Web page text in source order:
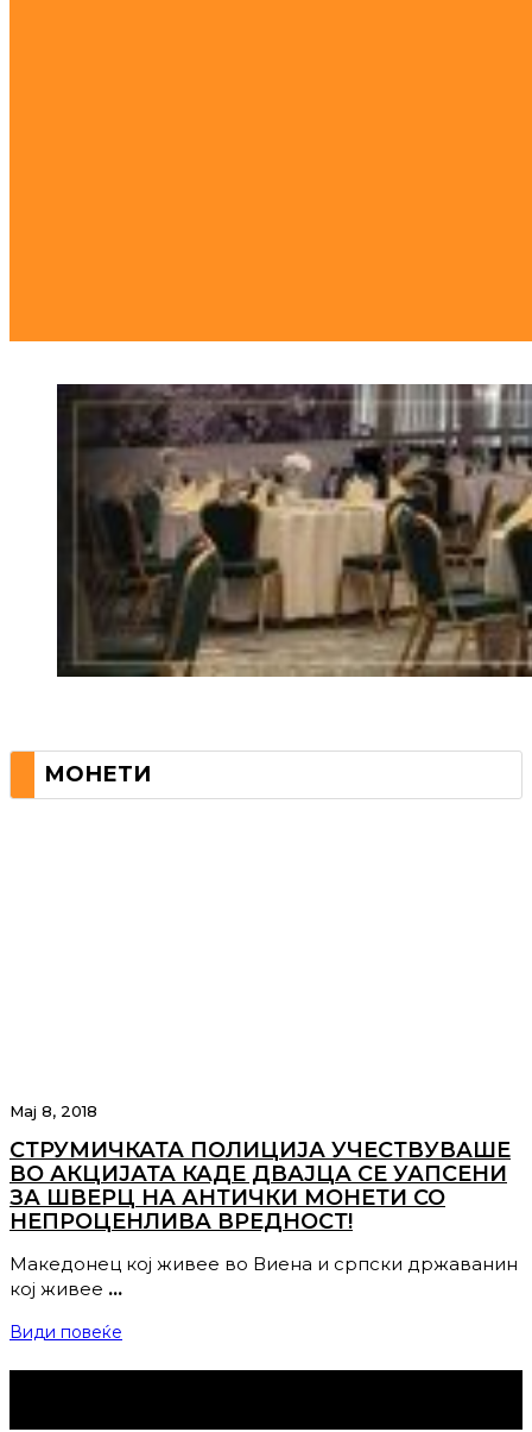
МОНЕТИ
Мај 8, 2018
СТРУМИЧКАТА ПОЛИЦИЈА УЧЕСТВУВАШЕ
ВО АКЦИЈАТА КАДЕ ДВАЈЦА СЕ УАПСЕНИ
ЗА ШВЕРЦ НА АНТИЧКИ МОНЕТИ СО
НЕПРОЦЕНЛИВА ВРЕДНОСТ!
Македонец кој живее во Виена и српски државанин
кој живее …
Види повеќе